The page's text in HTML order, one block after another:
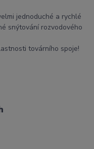
jednoduché a rychlé
snýtování rozvodového
továrního spoje!